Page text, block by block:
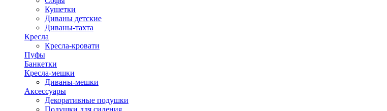
Кушетки
Диваны детские
Диваны-тахта
Кресла
Кресла-кровати
Пуфы
Банкетки
Кресла-мешки
Диваны-мешки
Аксессуары
Декоративные подушки
Подушки для сидения